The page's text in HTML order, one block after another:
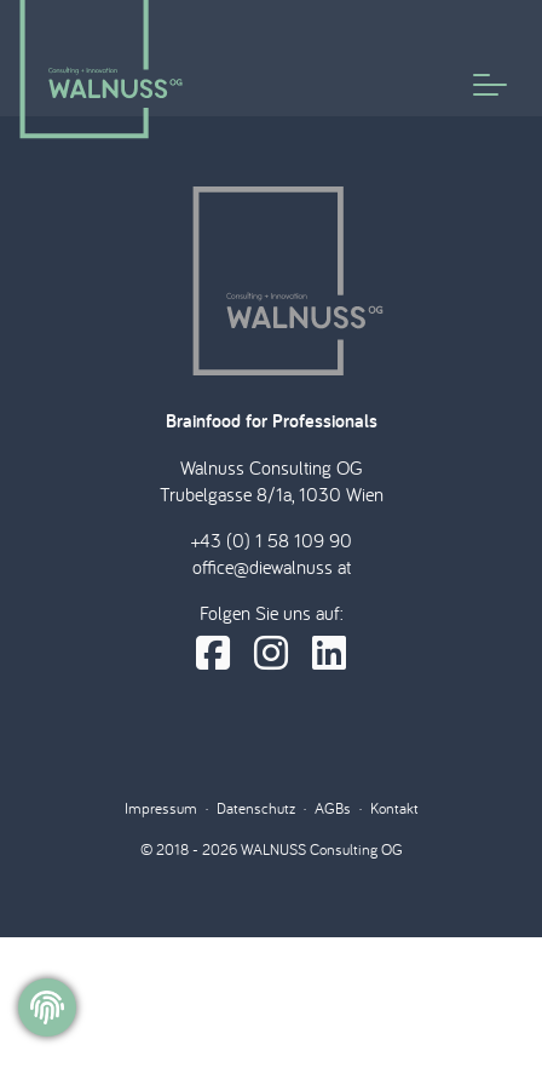
Brainfood for Professionals
Walnuss Consulting OG
Trubelgasse 8/1a, 1030 Wien
+43 (0) 1 58 109 90
office@diewalnuss at
Folgen Sie uns auf:
© 2018 - 2026 WALNUSS Consulting OG
Impressum · Datenschutz· AGBs · Kontakt